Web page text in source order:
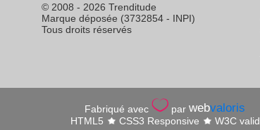
© 2008 - 2026 Trenditude
Marque déposée (3732854 - INPI)
Tous droits réservés
Fabriqué avec par webvaloris
HTML5 CSS3 Responsive W3C valid